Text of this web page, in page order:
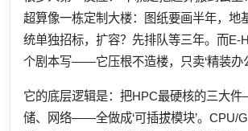
超算像一栋定制大楼：图纸要画半年，地
统单独招标，扩容？先排队等三年。而E-
个剧本写——它压根不造楼，只卖‘精装办公
它的底层逻辑是：把HPC最硬核的三大
储、网络——全做成‘可插拔模块’。CPU/